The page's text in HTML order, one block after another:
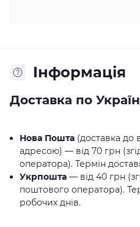
Iнформація
Доставка по
Нова Пошта (доставка до
адресою) — від 70 грн
оператора). Термін
Укрпошта — від 40 грн
поштового оператора).
робочих днів.